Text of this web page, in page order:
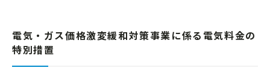
電気・ガス価格激変緩和対策事業に係る電気料金の
特別措置